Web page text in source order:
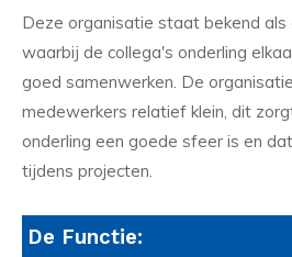
Deze organisatie staat bekend
waarbij de collega's onderling
goed samenwerken. De
medewerkers relatief klein, dit
onderling een goede sfeer is en
tijdens projecten.
De Functie: